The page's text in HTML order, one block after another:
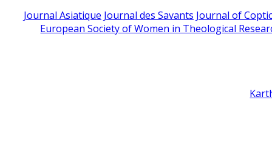
Journal Asiatique Journal des Savants Journal of
European Society of Women in Theological